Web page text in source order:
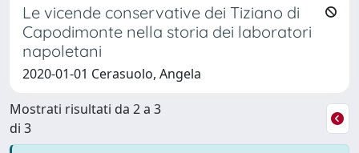
Le vicende conservative dei Tiziano di
Capodimonte nella storia dei laboratori
napoletani
2020-01-01 Cerasuolo, Angela
Mostrati risultati da 2 a 3
di 3